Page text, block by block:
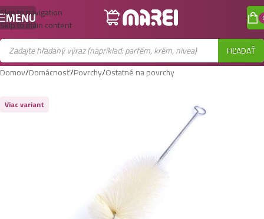
Skip to navigation
Skip to main content
MENU
HĽADAŤ
Domov/Domácnosť/Povrchy/Ostatné na povrchy
Viac variant